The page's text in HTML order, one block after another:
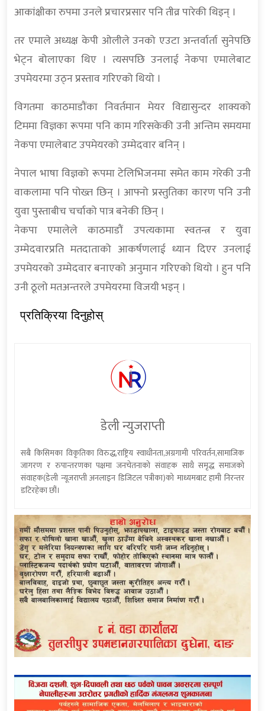
आकांक्षीका रुपमा उनले प्रचारप्रसार पनि तीव्र पारेकी थिइन् ।
तर एमाले अध्यक्ष केपी ओलीले उनको एउटा अन्तर्वार्ता सुनेपछि
भेट्न बोलाएका थिए । त्यसपछि उनलाई नेकपा एमालेबाट
उपमेयरमा उठ्न प्रस्ताव गरिएको थियो ।
विगतमा काठमाडौंका निवर्तमान मेयर विद्यासुन्दर शाक्यको
टिममा विज्ञका रूपमा पनि काम गरिसकेकी उनी अन्तिम समयमा
नेकपा एमालेबाट उपमेयरको उम्मेदवार बनिन् ।
नेपाल भाषा विज्ञको रूपमा टेलिभिजनमा समेत काम गरेकी उनी
वाकलामा पनि पोख्त छिन् । आफ्नो प्रस्तुतिका कारण पनि उनी
युवा पुस्ताबीच चर्चाको पात्र बनेकी छिन् ।
नेकपा एमालेले काठमाडौं उपत्यकामा स्वतन्त्र र युवा
उम्मेदवारप्रति मतदाताको आकर्षणलाई ध्यान दिएर उनलाई
उपमेयरको उम्मेदवार बनाएको अनुमान गरिएको थियो । हुन पनि
उनी ठूलो मतअन्तरले उपमेयरमा विजयी भइन् ।
प्रतिक्रिया दिनुहोस्
डेली न्युजराप्ती
सबै किसिमका विकृतिका विरुद्ध,राष्ट्रिय स्वाधीनता,अग्रगामी परिवर्तन,सामाजिक
जागरण र रुपान्तरणका पक्षमा जनचेतनाको संवाहक साथै समृद्ध समाजको
संवाहक(डेली न्यूजराप्ती अनलाइन डिजिटल पत्रीका)को माध्यमबाट हामी निरन्तर
डटिरहेका छौं।